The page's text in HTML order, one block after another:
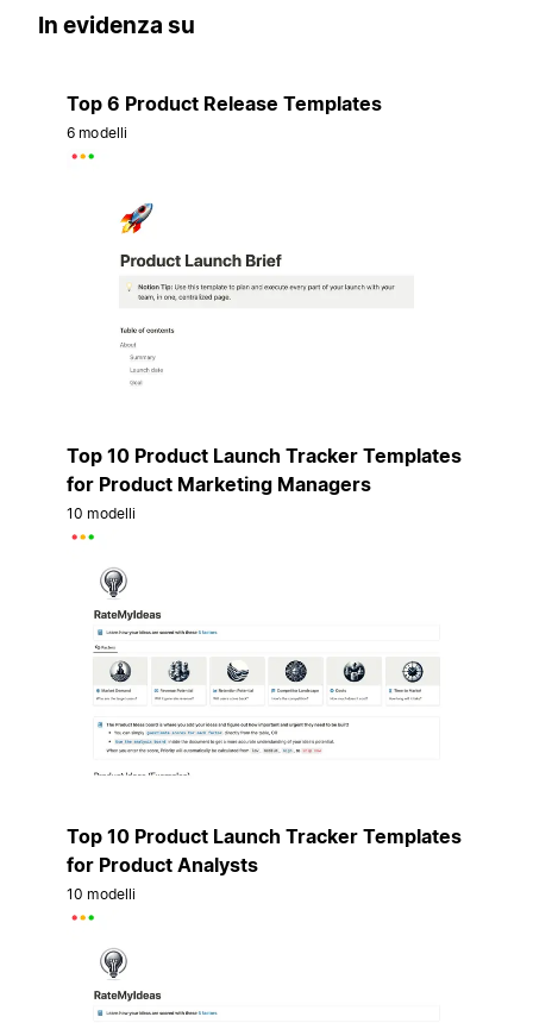
In evidenza su
Top 6 Product Release Templates
6 modelli
Top 10 Product Launch Tracker Templates
for Product Marketing Managers
10 modelli
Top 10 Product Launch Tracker Templates
for Product Analysts
10 modelli